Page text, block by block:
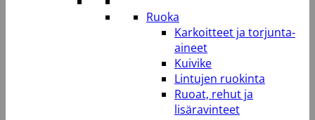
Ruoka
Karkoitteet ja torjunta-
aineet
Kuivike
Lintujen ruokinta
Ruoat, rehut ja
lisäravinteet